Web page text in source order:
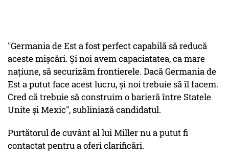
"Germania de Est a fost perfect capabilă să reducă
aceste mişcări. Şi noi avem capaciatatea, ca mare
naţiune, să securizăm frontierele. Dacă Germania de
Est a putut face acest lucru, şi noi trebuie să îl facem.
Cred că trebuie să construim o barieră între Statele
Unite şi Mexic", subliniază candidatul.
Purtătorul de cuvânt al lui Miller nu a putut fi
contactat pentru a oferi clarificări.